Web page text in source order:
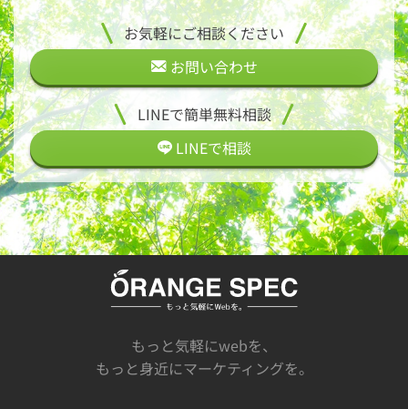
お気軽にご相談ください
お問い合わせ
LINEで簡単無料相談
LINEで相談
もっと気軽にwebを、
もっと身近にマーケティングを。